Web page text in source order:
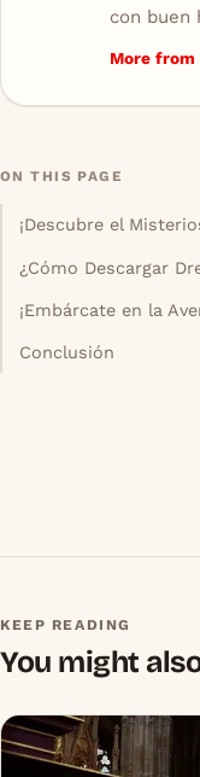
con buen
More from
ON THIS PAGE
¡Descubre el
¿Cómo Descargar
¡Embárcate en la
Conclusión
KEEP READING
You might